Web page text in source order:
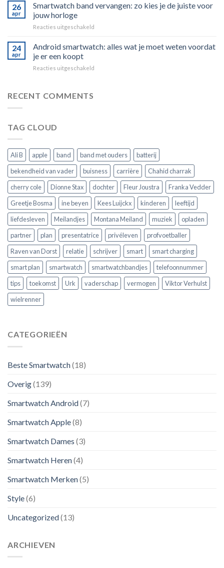
volledig
smartwatch
kies
26
apr
Smartwatch band vervangen: zo kies je de juiste voor
jouw horloge
Reacties uitgeschakeld
band
24
apr
Android smartwatch: alles wat je moet weten voordat
je er een koopt
Reacties uitgeschakeld
er
een
koopt
RECENT COMMENTS
TAG CLOUD
Ali B apple band band met ouders
batterij
bekendheid van vader
buisness carrière
Chahid charrak
cherry cole
Dionne Stax dochter Fleur Joustra
Franka Vedder
Greetje Bosma
ine beyen Kees Luijckx kinderen
leeftijd
liefdesleven
Meilandjes Montana Meiland muziek
opladen
partner
plan presentatrice privéleven
profvoetballer
Raven van Dorst
relatie schrijver smart
smart charging
smart plan
smartwatch smartwatchbandjes
telefoonnummer
tips
toekomst Urk vaderschap vermogen
Viktor Verhulst
wielrenner
CATEGORIEËN
Beste Smartwatch(18)
Overig(139)
Smartwatch Android(7)
Smartwatch Apple(8)
Smartwatch Dames (3)
Smartwatch Heren(4)
Smartwatch Merken(5)
Style(6)
Uncategorized(13)
ARCHIEVEN